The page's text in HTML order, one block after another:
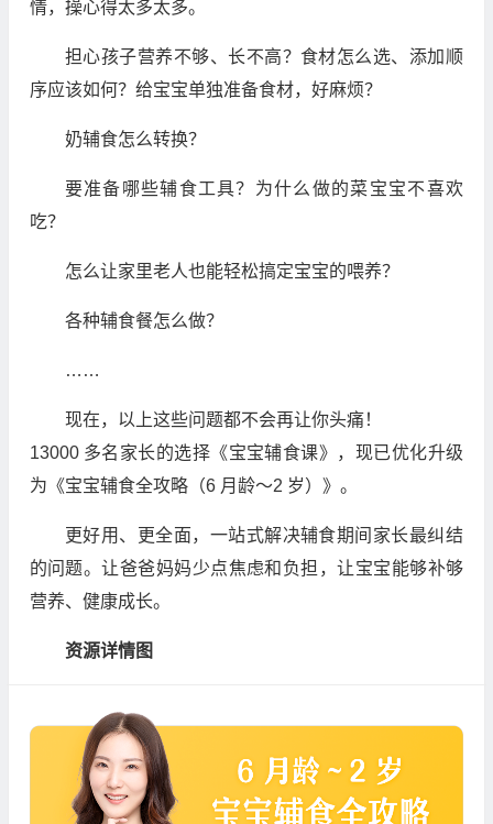
情，操心得太多太多。
担心孩子营养不够、长不高？食材怎么选、添加顺
序应该如何？给宝宝单独准备食材，好麻烦？
奶辅食怎么转换？
要准备哪些辅食工具？为什么做的菜宝宝不喜欢
吃？
怎么让家里老人也能轻松搞定宝宝的喂养？
各种辅食餐怎么做？
……
现在，以上这些问题都不会再让你头痛！
13000 多名家长的选择《宝宝辅食课》，现已优化升级
为《宝宝辅食全攻略（6 月龄～2 岁）》。
更好用、更全面，一站式解决辅食期间家长最纠结
的问题。让爸爸妈妈少点焦虑和负担，让宝宝能够补够
营养、健康成长。
资源详情图